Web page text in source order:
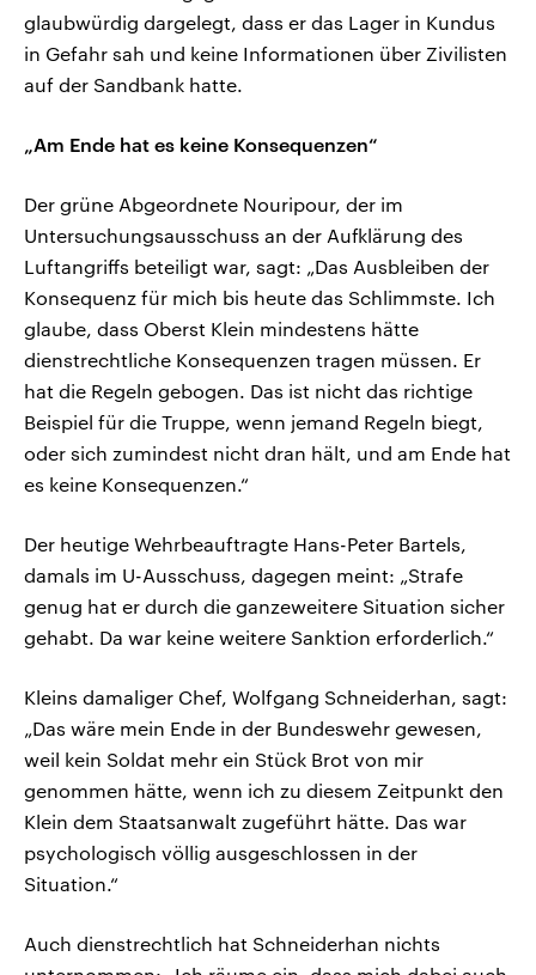
glaubwürdig dargelegt, dass er das Lager in Kundus
in Gefahr sah und keine Informationen über Zivilisten
auf der Sandbank hatte.
„Am Ende hat es keine Konsequenzen“
Der grüne Abgeordnete Nouripour, der im
Untersuchungsausschuss an der Aufklärung des
Luftangriffs beteiligt war, sagt: „Das Ausbleiben der
Konsequenz für mich bis heute das Schlimmste. Ich
glaube, dass Oberst Klein mindestens hätte
dienstrechtliche Konsequenzen tragen müssen. Er
hat die Regeln gebogen. Das ist nicht das richtige
Beispiel für die Truppe, wenn jemand Regeln biegt,
oder sich zumindest nicht dran hält, und am Ende hat
es keine Konsequenzen.“
Der heutige Wehrbeauftragte Hans-Peter Bartels,
damals im U-Ausschuss, dagegen meint: „Strafe
genug hat er durch die ganzeweitere Situation sicher
gehabt. Da war keine weitere Sanktion erforderlich.“
Kleins damaliger Chef, Wolfgang Schneiderhan, sagt:
„Das wäre mein Ende in der Bundeswehr gewesen,
weil kein Soldat mehr ein Stück Brot von mir
genommen hätte, wenn ich zu diesem Zeitpunkt den
Klein dem Staatsanwalt zugeführt hätte. Das war
psychologisch völlig ausgeschlossen in der
Situation.“
Auch dienstrechtlich hat Schneiderhan nichts